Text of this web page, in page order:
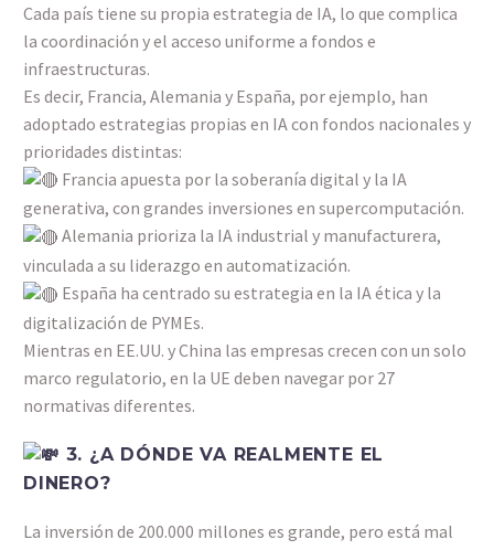
Cada país tiene su propia estrategia de IA, lo que complica
la coordinación y el acceso uniforme a fondos e
infraestructuras.
Es decir, Francia, Alemania y España, por ejemplo, han
adoptado estrategias propias en IA con fondos nacionales y
prioridades distintas:
Francia apuesta por la soberanía digital y la IA
generativa, con grandes inversiones en supercomputación.
Alemania prioriza la IA industrial y manufacturera,
vinculada a su liderazgo en automatización.
España ha centrado su estrategia en la IA ética y la
digitalización de PYMEs.
Mientras en EE.UU. y China las empresas crecen con un solo
marco regulatorio, en la UE deben navegar por 27
normativas diferentes.
3. ¿A DÓNDE VA REALMENTE EL
DINERO?
La inversión de 200.000 millones es grande, pero está mal